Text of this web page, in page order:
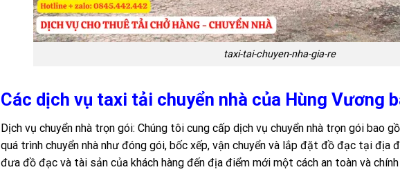
taxi-tai-chuyen-nha-gia-re
Các dịch vụ taxi tải chuyển nhà của Hùng Vương
Dịch vụ chuyển nhà trọn gói: Chúng tôi cung cấp dịch vụ chuyển nhà trọn gói bao
quá trình chuyển nhà như đóng gói, bốc xếp, vận chuyển và lắp đặt đồ đạc tại địa
đưa đồ đạc và tài sản của khách hàng đến địa điểm mới một cách an toàn và chính